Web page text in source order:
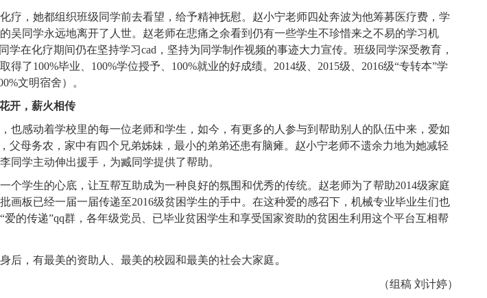
疗，她都组织班级同学前去看望，给予精神抚慰。赵小宁老师四处奔波为他筹募医疗费，学
吴同学永远地离开了人世。赵老师在悲痛之余看到仍有一些学生不珍惜来之不易的学习机
学在化疗期间仍在坚持学习cad ，坚持为同学制作视频的事迹大力宣传。班级同学深受教育，
得了100%毕业、 100%学位授予、 100%就业的好成绩。 2014级、 2015级、 2016级“专转本”学
文明宿舍）。
开，薪火相传
感动着学校里的每一位老师和学生，如今，有更多的人参与到帮助别人的队伍中来，爱如
父母务农，家中有四个兄弟姊妹，最小的弟弟还患有脑瘫。赵小宁老师不遗余力地为她减轻
同学主动伸出援手，为臧同学提供了帮助。
学生的心底，让互帮互助成为一种良好的氛围和优秀的传统。赵老师为了帮助2014级家庭
画板已经一届一届传递至2016级贫困学生的手中。在这种爱的感召下，机械专业毕业生们也
爱的传递”qq群，各年级党员、已毕业贫困学生和享受国家资助的贫困生利用这个平台互相帮
后，有最美的资助人、最美的校园和最美的社会大家庭。
（组稿 刘计婷）